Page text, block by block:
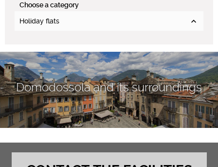
Choose a category
Holiday flats
Domodossola and its surroundings